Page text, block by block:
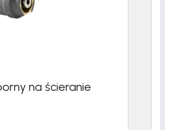
na ścieranie